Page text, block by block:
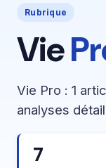
Rubrique
Vie
Vie Pro : 1
analyses
7